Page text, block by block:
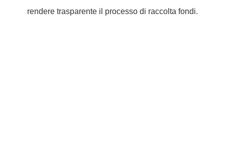
rendere trasparente il processo di raccolta fondi.